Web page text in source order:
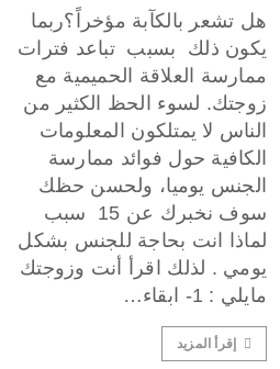
هل تشعر بالكآبة مؤخراً؟ربما
يكون ذلك بسبب تباعد فترات
ممارسة العلاقة الحميمية مع
زوجتك. لسوء الحظ الكثير من
الناس لا يمتلكون المعلومات
الكافية حول فوائد ممارسة
الجنس يوميا، ولحسن حظك
سوف نخبرك عن 15 سبب
لماذا انت بحاجة للجنس بشكل
يومي . لذلك اقرأ أنت وزوجتك
مايلي : 1- ابقاء…
إقرأ المزيد